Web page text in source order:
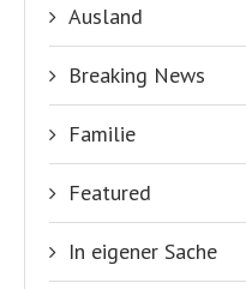
Ausland
Breaking News
Familie
Featured
In eigener Sache